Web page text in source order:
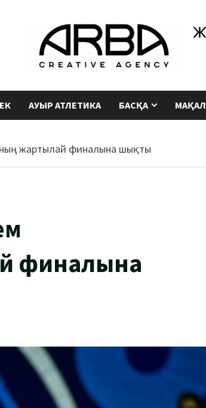
АУЫР АТЛЕТИКА БАСҚА
жартылай финалына шықты
финалына